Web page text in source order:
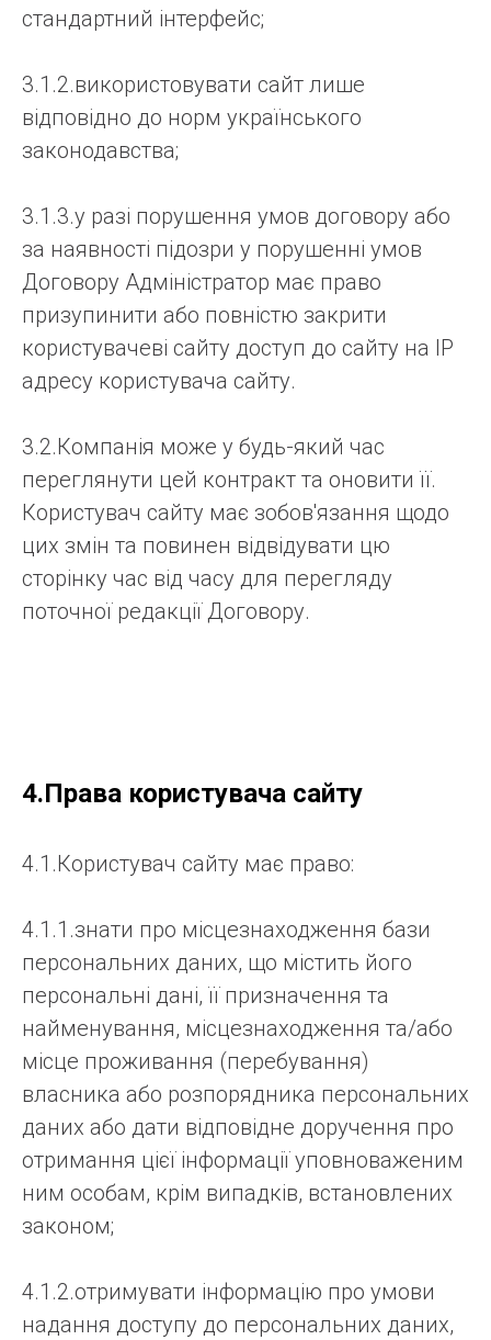
стандартний інтерфейс;
3.1.2.використовувати сайт лише
відповідно до норм українського
законодавства;
3.1.3.у разі порушення умов договору або
за наявності підозри у порушенні умов
Договору Адміністратор має право
призупинити або повністю закрити
користувачеві сайту доступ до сайту на IP
адресу користувача сайту.
3.2.Компанія може у будь-який час
переглянути цей контракт та оновити її.
Користувач сайту має зобов'язання щодо
цих змін та повинен відвідувати цю
сторінку час від часу для перегляду
поточної редакції Договору.
4.Права користувача сайту
4.1.Користувач сайту має право:
4.1.1.знати про місцезнаходження бази
персональних даних, що містить його
персональні дані, її призначення та
найменування, місцезнаходження та/або
місце проживання (перебування)
власника або розпорядника персональних
даних або дати відповідне доручення про
отримання цієї інформації уповноваженим
ним особам, крім випадків, встановлених
законом;
4.1.2.отримувати інформацію про умови
надання доступу до персональних даних,